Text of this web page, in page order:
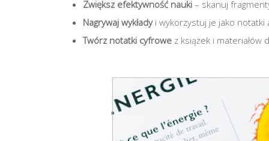
Zwiększ efektywność nauki – skanuj
Nagrywaj wykładyi wykorzystuj je jako notatki
Twórz notatki cyfrowe z książek i materiałów